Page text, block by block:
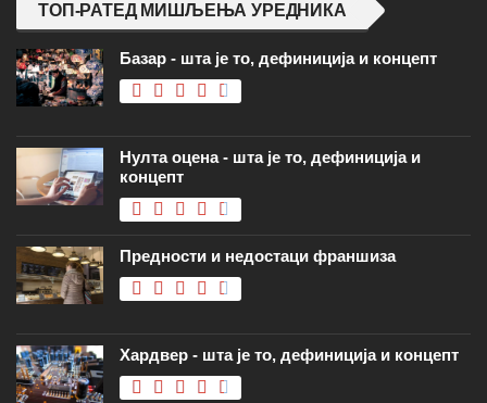
ТОП-РАТЕД МИШЉЕЊА УРЕДНИКА
Базар - шта је то, дефиниција и концепт
Нулта оцена - шта је то, дефиниција и
концепт
Предности и недостаци франшиза
Хардвер - шта је то, дефиниција и концепт